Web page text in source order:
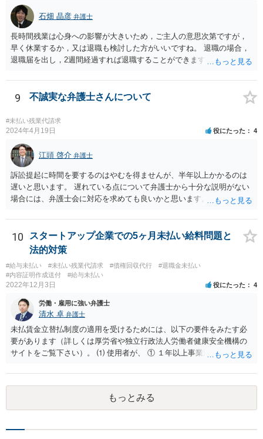
ば、ちょっと危険な会社だというシグナルと考えるべきでしょう。
石畑 晶彦 弁護士
長時間残業は心身への影響が大きいため，ご主人の意思次第ですが，
早く休業するか，又は退職も検討した方がいいですね。 退職の場合，
退職届を出し，2週間経過すれば退職することができます。これは会社
であれば，十分な引き継ぎを行った上で，退職することで後々のトラ
ブルは防ぐことが可能です。
9 不誠実な弁護士さんについて
#未払い残業代請求
2024年4月19日 役にたった 4
江頭 啓介 弁護士
訴訟提起に時間を要するのはやむを得ませんが、半年以上かかるのは
遅いと思います。 遅れている点について弁護士から十分な説明がない
場合には、弁護士会に対応を求めても良いかと思います。
10
スタートアップ企業での5ヶ月未払い給料問題と
法的対策
#給与未払い #未払い残業代請求 #債権回収代行
#退職金未払い
#内容証明作成送付
#給与未払い
2022年12月3日 役にたった 4
労働・雇用に強い弁護士
清水 卓 弁護士
未払賃金立替払制度の適用を受けるためには、以下の要件をみたす必
要があります（詳しくは厚労省や独立行政法人労働者健康安全機構の
サイトをご覧下さい）。 ⑴ 使用者が、 ① １年以上事業活動を行って
産管財人等に倒産の事実等を証明してもらう必要あり。 •事実上の倒産
（中小企業について、事業活動が停止し、再開する見込みがなく、賃
金支払能力がない場合） → 労働基準監督署長の認定が必要。 (2) 労働
者が、倒産について裁判所への申立て等（法律上の倒産の場合）又は
もっとみる